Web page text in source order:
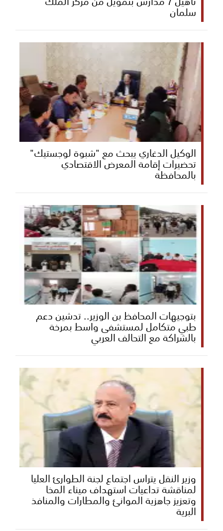
سلمان
الوكيل الدغاري يبحث مع "شبوة لوجستيك"
تحضيرات إقامة المعرض الاقتصادي
بالمحافظة
بتوجيهات المحافظ بن الوزير.. تدشين دعم
طبي متكامل لمستشفى واسط بمرخة
بالشراكة مع التحالف العربي
وزير النقل يتراس اجتماع لجنة الطوارئ العليا
لمناقشة تداعيات استهداف ميناء المخا
وتعزيز جاهزية الموانئ والمطارات والمنافذ
البرية